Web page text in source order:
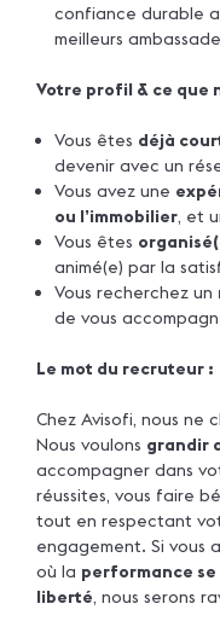
confiance durable
meilleurs
Votre profil & ce que
Vous êtes déjà
devenir avec un
Vous avez une
ou l’immobilier, et
Vous êtes
animé(e) par la
Vous recherchez un
de vous
Le mot du recruteur :
Chez Avisofi, nous ne
Nous voulons grandir
accompagner dans
réussites, vous faire
tout en respectant
engagement. Si vous
où la performance
liberté, nous serons